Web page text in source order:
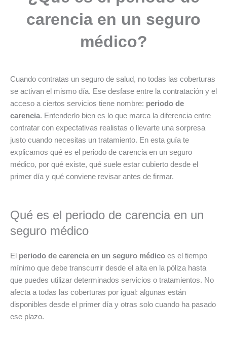
carencia en un seguro
médico?
Cuando contratas un seguro de salud, no todas las coberturas
se activan el mismo día. Ese desfase entre la contratación y el
acceso a ciertos servicios tiene nombre: periodo de
carencia. Entenderlo bien es lo que marca la diferencia entre
contratar con expectativas realistas o llevarte una sorpresa
justo cuando necesitas un tratamiento. En esta guía te
explicamos qué es el periodo de carencia en un seguro
médico, por qué existe, qué suele estar cubierto desde el
primer día y qué conviene revisar antes de firmar.
Qué es el periodo de carencia en un
seguro médico
El periodo de carencia en un seguro médico es el tiempo
mínimo que debe transcurrir desde el alta en la póliza hasta
que puedes utilizar determinados servicios o tratamientos. No
afecta a todas las coberturas por igual: algunas están
disponibles desde el primer día y otras solo cuando ha pasado
ese plazo.